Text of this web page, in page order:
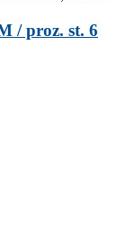
/ proz. st. 6